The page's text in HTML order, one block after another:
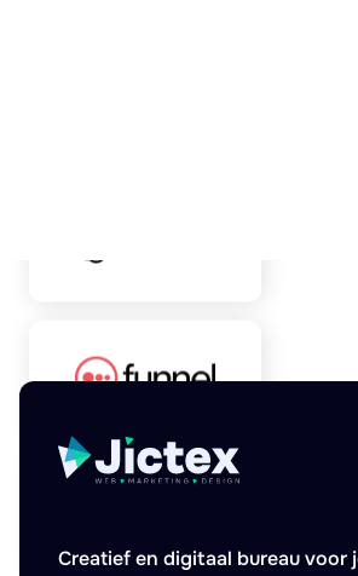
Creatief en digitaal bureau voor